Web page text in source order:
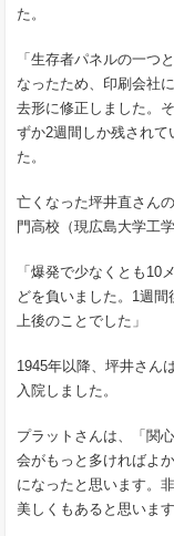
た。
「生存者パネルの一つ
なったため、印刷会社
去形に修正しました。
ずか2週間しか残されて
た。
亡くなった坪井直さん
門高校（現広島大学工
「爆発で少なくとも10
どを負いました。1週
上後のことでした」
1945年以降、坪井さん
入院しました。
プラットさんは、「関
会がもっと多ければよ
になったと思います。
美しくもあると思いま